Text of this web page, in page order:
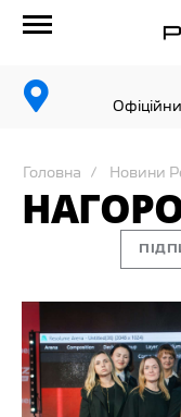
Головна Новини